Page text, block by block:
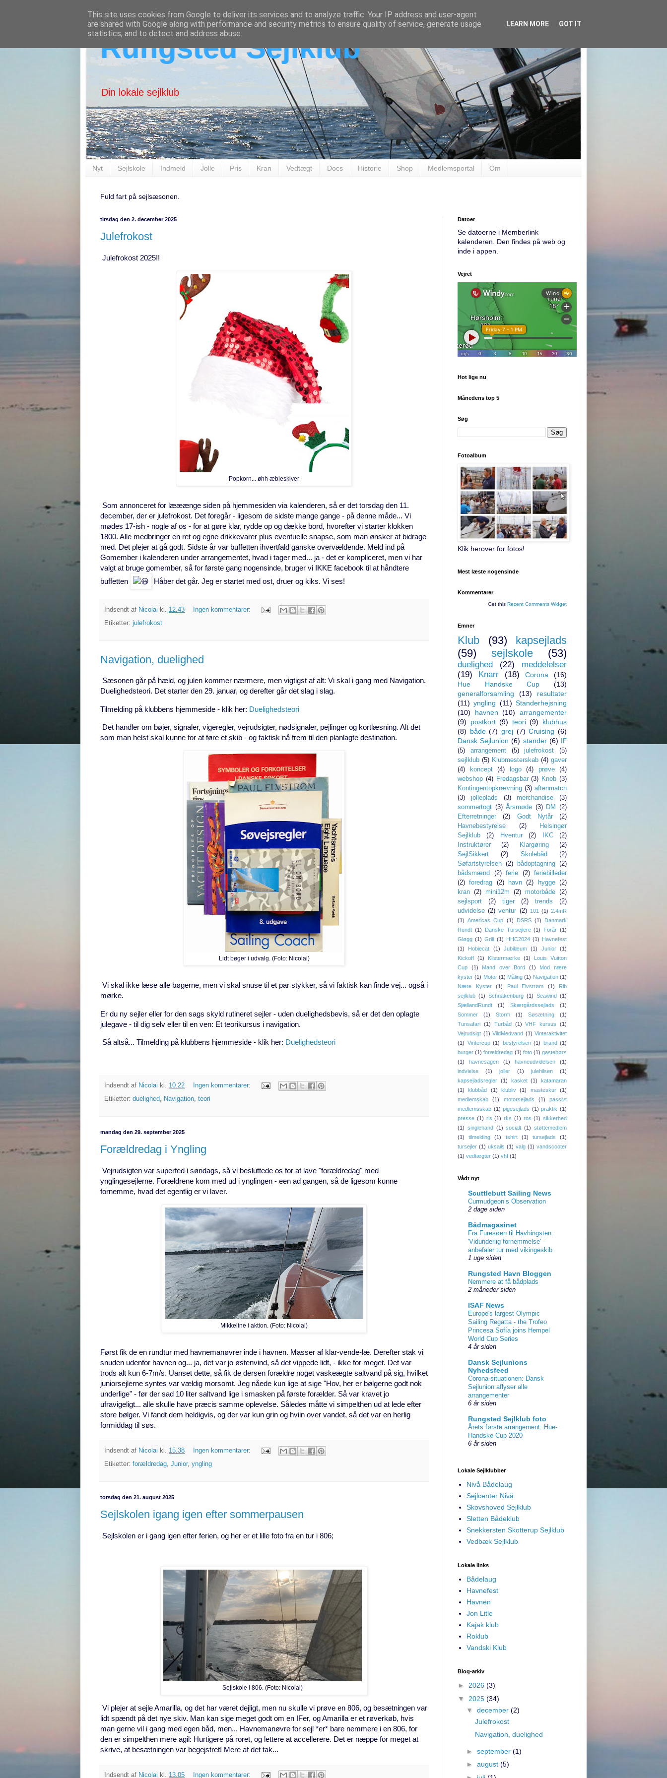
Rungsted Sejlklub
Din lokale sejlklub
Nyt Sejlskole Indmeld Jolle Pris Kran Vedtægt Docs Historie Shop Medlemsportal Om
Fuld fart på sejlsæsonen.
tirsdag den 2. december 2025
Julefrokost
Julefrokost 2025!!
Popkorn... øhh æbleskiver
Som annonceret for lææænge siden på hjemmesiden via kalenderen, så er det torsdag den 11.
december, der er julefrokost. Det foregår - ligesom de sidste mange gange - på denne måde... Vi
mødes 17-ish - nogle af os - for at gøre klar, rydde op og dække bord, hvorefter vi starter klokken
1800. Alle medbringer en ret og egne drikkevarer plus eventuelle snapse, som man ønsker at bidrage
med. Det plejer at gå godt. Sidste år var buffetten ihvertfald ganske overvældende. Meld ind på
Gomember i kalenderen under arrangementet, hvad i tager med... ja - det er kompliceret, men vi har
valgt at bruge gomember, så for første gang nogensinde, bruger vi IKKE facebook til at håndtere
buffetten
Håber det går. Jeg er startet med ost, druer og kiks. Vi ses!
Indsendt af Nicolai kl. 12.43
Ingen kommentarer:
Etiketter: julefrokost
Navigation, duelighed
Sæsonen går på hæld, og julen kommer nærmere, men vigtigst af alt: Vi skal i gang med Navigation.
Duelighedsteori. Det starter den 29. januar, og derefter går det slag i slag.
Tilmelding på klubbens hjemmeside - klik her: Duelighedsteori
Det handler om bøjer, signaler, vigeregler, vejrudsigter, nødsignaler, pejlinger og kortlæsning. Alt det
som man helst skal kunne for at føre et skib - og faktisk nå frem til den planlagte destination.
Lidt bøger i udvalg. (Foto: Nicolai)
Vi skal ikke læse alle bøgerne, men vi skal snuse til et par stykker, så vi faktisk kan finde vej... også i
mørke.
Er du ny sejler eller for den sags skyld rutineret sejler - uden duelighedsbevis, så er det den oplagte
julegave - til dig selv eller til en ven: Et teorikursus i navigation.
Så altså... Tilmelding på klubbens hjemmeside - klik her: Duelighedsteori
Indsendt af Nicolai kl. 10.22
Ingen kommentarer:
Etiketter: duelighed Navigation teori
mandag den 29. september 2025
Forældredag i Yngling
Vejrudsigten var superfed i søndags, så vi besluttede os for at lave "forældredag" med
ynglingesejlerne. Forældrene kom med ud i ynglingen - een ad gangen, så de ligesom kunne
fornemme, hvad det egentlig er vi laver.
Mikkeline i aktion. (Foto: Nicolai)
Først fik de en rundtur med havnemanøvrer inde i havnen. Masser af klar-vende-læ. Derefter stak vi
snuden udenfor havnen og... ja, det var jo østenvind, så det vippede lidt, - ikke for meget. Det var
trods alt kun 6-7m/s. Uanset dette, så fik de dersen forældre noget vaskeægte saltvand på sig, hvilket
juniorsejlerne syntes var vældig morsomt. Jeg nåede kun lige at sige "Hov, her er bølgerne godt nok
underlige" - før der sad 10 liter saltvand lige i smasken på første forælder. Så var kravet jo
ufravigeligt... alle skulle have præcis samme oplevelse. Således måtte vi simpelthen ud at lede efter
store bølger. Vi fandt dem heldigvis, og der var kun grin og hviin over vandet, så det var en herlig
formiddag til søs.
Indsendt af Nicolai kl. 15.38
Ingen kommentarer:
Etiketter: forældredag Junior, yngling
torsdag den 21. august 2025
Sejlskolen igang igen efter sommerpausen
Sejlskolen er i gang igen efter ferien, og her er et lille foto fra en tur i 806;
Sejlskole i 806. (Foto: Nicolai)
Vi plejer at sejle Amarilla, og det har været dejligt, men nu skulle vi prøve en 806, og besætningen var
lidt spændt på det nye skiv. Man kan sige meget godt om en IFer, og Amarilla er et røverkøb, hvis
man gerne vil i gang med egen båd, men... Havnemanøvre for sejl *er* bare nemmere i en 806, for
den er simpelthen mere agil: Hurtigere på roret, og lettere at accellerere. Det er næppe for meget at
skrive, at besætningen var begejstret! Mere af det tak...
Indsendt af Nicolai kl. 13.05 Ingen kommentarer:
Datoer
Se datoerne i Memberlink
kalenderen. Den findes på web og
inde i appen.
Vejret
Hot lige nu
Månedens top 5
Søg
Fotoalbum
Klik herover for fotos!
Mest læste nogensinde
Kommentarer
Get this Recent Comments Widget
Emner
Klub (93)
kapsejlads
(59)
sejlskole (53)
duelighed (22)
meddelelser
(19)
Knarr (18) Corona
(16)
Hue Handske Cup
(13)
generalforsamling
(13)
resultater
(11) yngling (11) Standerhejsning
(10)
havnen (10)
arrangementer
(9)
postkort (9) teori (9)
klubhus
(8) både (7) grej (7) Cruising (6)
Dansk Sejlunion (6) stander (6)
IF
(5)
arrangement (5) julefrokost
(5)
sejlklub (5) Klubmesterskab (4) gaver
(4)
koncept (4) logo (4) prøve
(4)
webshop (4) Fredagsbar (3) Knob (3)
Kontingentopkrævning (3) aftenmatch
(3)
jolleplads (3) merchandise
(3)
sommertogt (3) Årsmøde (3) DM
(2)
Efterretninger
(2) Godt Nytår
(2)
Havnebestyrelse
(2)
Helsingør
Sejlklub
(2) Hventur (2) IKC
(2)
Instruktører
(2) Klargøring
(2)
SejlSikkert
(2) Skolebåd
(2)
Søfartstyrelsen (2) bådoptagning (2)
bådsmænd
(2) ferie (2)
feriebilleder
(2) foredrag (2) havn (2) hygge (2)
kran (2) mini12m (2) motorbåde (2)
sejlsport
(2) tiger (2) trends
(2)
udvidelse (2) ventur (2) 101 (1) 2.4mR
(1) Americas Cup (1) DSRS (1)
Danmark
Rundt (1) Danske Tursejlere (1) Forår (1)
Gløgg (1) Grill (1) HHC2024 (1) Havnefest
(1)
Hobiecat (1) Jubilæum (1) Junior
(1)
Kickoff (1) Klistermærke (1)
Louis Vuitton
Cup
(1) Mand over Bord (1)
Mod nære
kyster (1) Motor (1) Måling (1) Navigation (1)
Nære Kyster
(1) Paul Elvstrøm (1)
Rib
sejlklub (1) Schnakenburg (1) Seawind (1)
SjællandRundt
(1) Skærgårdssejlads
(1)
Sommer
(1) Storm (1) Søsætning
(1)
Tunsafari (1) Turbåd (1) VHF kursus
(1)
Vejrudsigt (1) VildMedvand (1) Vinteraktivitet
(1) Vintercup (1) bestyrelsen (1) brand (1)
burger (1) forældredag (1) foto (1) gastebørs
(1)
havnesagen (1) havneudvidelsen
(1)
indvielse
(1) joller (1) julehilsen
(1)
kapsejladsregler (1) kasket (1)
katamaran
(1)
klubbåd (1) klubliv (1) masteskur
(1)
medlemskab
(1) motorsejlads (1)
passivt
medlemsskab (1) pigesejlads (1) praktik (1)
presse (1) ris (1) rks (1) ros (1) sikkerhed
(1) singlehand (1) socialt (1) støttemedlem
(1)
tilmelding (1) tshirt (1) tursejlads
(1)
tursejler (1) uksails (1) valg (1) vandscooter
(1) vedtægter (1) vhf (1)
Vådt nyt
Scuttlebutt Sailing News
Curmudgeon’s Observation
2 dage siden
Bådmagasinet
Fra Furesøen til Havhingsten:
'Vidunderlig fornemmelse' -
anbefaler tur med vikingeskib
1 uge siden
Rungsted Havn Bloggen
Nemmere at få bådplads
2 måneder siden
ISAF News
Europe's largest Olympic
Sailing Regatta - the Trofeo
Princesa Sofía joins Hempel
World Cup Series
4 år siden
Dansk Sejlunions
Nyhedsfeed
Corona-situationen: Dansk
Sejlunion aflyser alle
arrangementer
6 år siden
Rungsted Sejlklub foto
Årets første arrangement: Hue-
Handske Cup 2020
6 år siden
Lokale Sejlklubber
Nivå Bådelaug
Sejlcenter Nivå
Skovshoved Sejlklub
Sletten Bådeklub
Snekkersten Skotterup Sejlklub
Vedbæk Sejlklub
Lokale links
Bådelaug
Havnefest
Havnen
Jon Litle
Kajak klub
Roklub
Vandski Klub
Blog-arkiv
► 2026 (3)
▼ 2025 (34)
▼ december (2)
Julefrokost
Navigation, duelighed
► september (1)
► august (5)
This site uses cookies from Google to deliver its services and to analyze traffic. Your IP address and user-agent
are shared with Google along with performance and security metrics to ensure quality of service, generate usage
statistics, and to detect and address abuse.
LEARN MORE GOT IT